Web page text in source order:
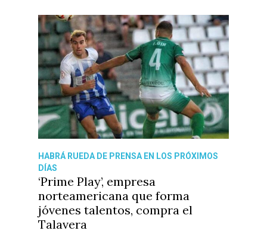
HABRÁ RUEDA DE PRENSA EN LOS PRÓXIMOS
DÍAS
‘Prime Play’, empresa
norteamericana que forma
jóvenes talentos, compra el
Talavera